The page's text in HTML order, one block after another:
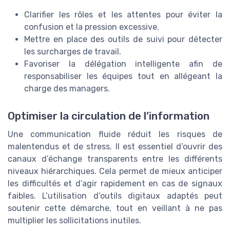
Clarifier les rôles et les attentes pour éviter la
confusion et la pression excessive.
Mettre en place des outils de suivi pour détecter
les surcharges de travail.
Favoriser la délégation intelligente afin de
responsabiliser les équipes tout en allégeant la
charge des managers.
Optimiser la circulation de l’information
Une communication fluide réduit les risques de
malentendus et de stress. Il est essentiel d’ouvrir des
canaux d’échange transparents entre les différents
niveaux hiérarchiques. Cela permet de mieux anticiper
les difficultés et d’agir rapidement en cas de signaux
faibles. L’utilisation d’outils digitaux adaptés peut
soutenir cette démarche, tout en veillant à ne pas
multiplier les sollicitations inutiles.